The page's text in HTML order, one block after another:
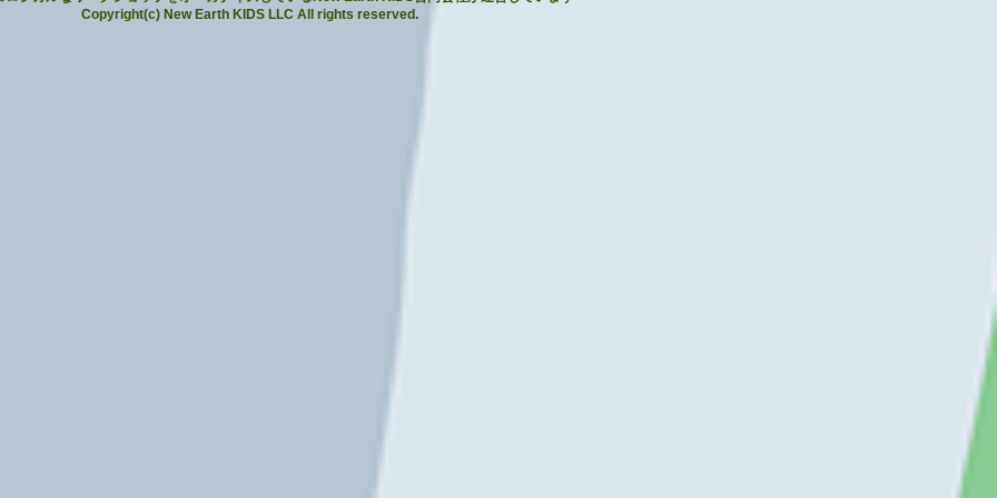
Copyright(c) New Earth KIDS LLC All rights reserved.